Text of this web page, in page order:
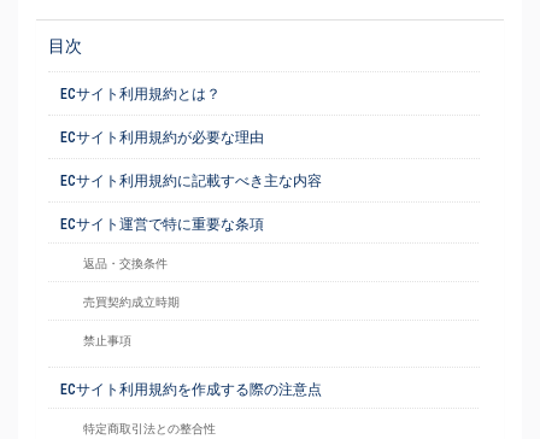
目次
ECサイト利用規約とは？
ECサイト利用規約が必要な理由
ECサイト利用規約に記載すべき主な内容
ECサイト運営で特に重要な条項
返品・交換条件
売買契約成立時期
禁止事項
ECサイト利用規約を作成する際の注意点
特定商取引法との整合性